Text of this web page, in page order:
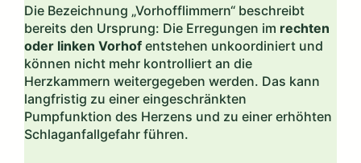
Die Bezeichnung „Vorhofflimmern“ beschreibt
bereits den Ursprung: Die Erregungen im rechten
oder linken Vorhof entstehen unkoordiniert und
können nicht mehr kontrolliert an die
Herzkammern weitergegeben werden. Das kann
langfristig zu einer eingeschränkten
Pumpfunktion des Herzens und zu einer erhöhten
Schlaganfallgefahr führen.